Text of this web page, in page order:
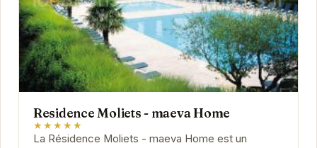
Residence Moliets - maeva Home
★★★★★
La Résidence Moliets - maeva Home est un